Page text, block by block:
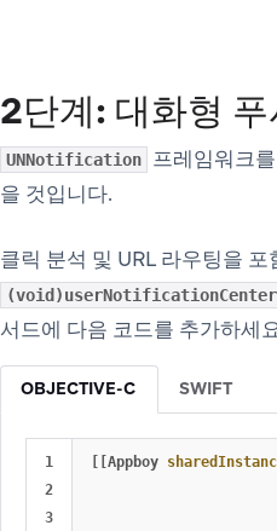
2단계: 대화형
UNNotification 프레임워크
을 것입니다.
클릭 분석 및 URL 라우팅을
서드에 다음 코드를 추가하세
OBJECTIVE-C SWIFT
1
2
Appboy